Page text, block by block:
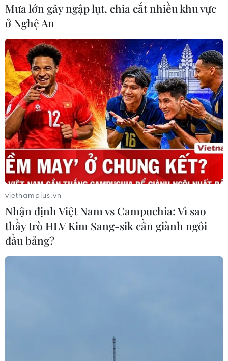
TIN CÙNG CHUYÊN MỤC
Iran và Oman thống nhất mở lại eo
biển Hormuz trong 60 ngày
Israel thử nghiệm tên lửa Arrow giữa
lúc căng thẳng khu vực leo thang
Mưa lớn gây ngập lụt, chia cắt nhiều khu vực
ở Nghệ An
vietnamplus.vn
Nhận định Việt Nam vs Campuchia: Vì sao
thầy trò HLV Kim Sang-sik cần giành ngôi
đầu bảng?